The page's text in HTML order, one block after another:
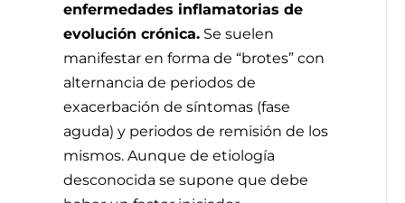
enfermedades inflamatorias de
evolución crónica. Se suelen
manifestar en forma de “brotes” con
alternancia de periodos de
exacerbación de síntomas (fase
aguda) y periodos de remisión de los
mismos. Aunque de etiología
desconocida se supone que debe